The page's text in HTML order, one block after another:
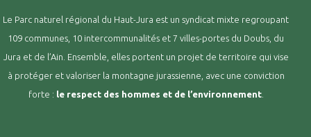
Le Parc naturel régional du Haut-Jura est un syndicat mixte regroupant
109 communes, 10 intercommunalités et 7 villes-portes du Doubs, du
Jura et de l’Ain. Ensemble, elles portent un projet de territoire qui vise
à protéger et valoriser la montagne jurassienne, avec une conviction
forte : le respect des hommes et de l’environnement.